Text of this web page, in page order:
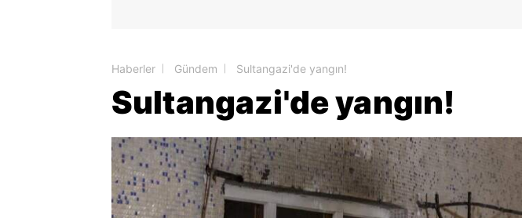
Haberler Gündem Sultangazi'de yangın!
Sultangazi'de yangın!